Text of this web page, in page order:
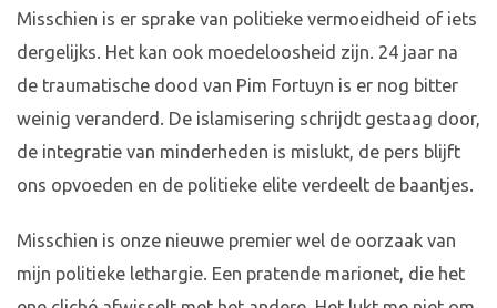
Misschien is er sprake van politieke vermoeidheid of iets
dergelijks. Het kan ook moedeloosheid zijn. 24 jaar na
de traumatische dood van Pim Fortuyn is er nog bitter
weinig veranderd. De islamisering schrijdt gestaag door,
de integratie van minderheden is mislukt, de pers blijft
ons opvoeden en de politieke elite verdeelt de baantjes.
Misschien is onze nieuwe premier wel de oorzaak van
mijn politieke lethargie. Een pratende marionet, die het